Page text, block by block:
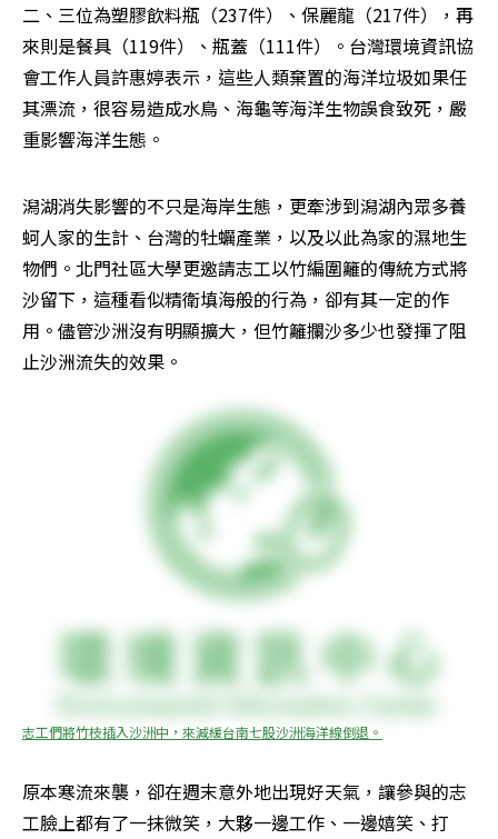
二、三位為塑膠飲料瓶（237件）、保麗龍（217件），再
來則是餐具（119件）、瓶蓋（111件）。台灣環境資訊協
會工作人員許惠婷表示，這些人類棄置的海洋垃圾如果任
其漂流，很容易造成水鳥、海龜等海洋生物誤食致死，嚴
重影響海洋生態。
潟湖消失影響的不只是海岸生態，更牽涉到潟湖內眾多養
蚵人家的生計、台灣的牡蠣產業，以及以此為家的濕地生
物們。北門社區大學更邀請志工以竹編圍籬的傳統方式將
沙留下，這種看似精衛填海般的行為，卻有其一定的作
用。儘管沙洲沒有明顯擴大，但竹籬攔沙多少也發揮了阻
止沙洲流失的效果。
志工們將竹枝插入沙洲中，來減緩台南七股沙洲海洋線倒退。
原本寒流來襲，卻在週末意外地出現好天氣，讓參與的志
工臉上都有了一抹微笑，大夥一邊工作、一邊嬉笑、打